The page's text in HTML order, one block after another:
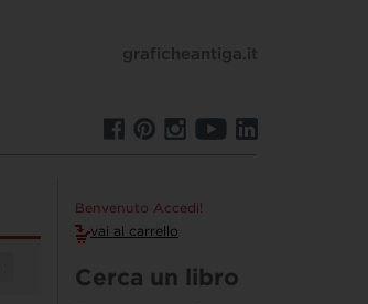
graficheantiga.it
Benvenuto Accedi!
vai al carrello
Cerca un libro